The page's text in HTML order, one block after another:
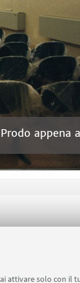
attivare solo con il
appena